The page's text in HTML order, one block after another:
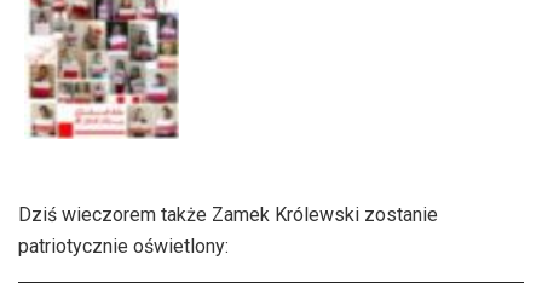
Dziś wieczorem także Zamek Królewski zostanie
patriotycznie oświetlony: